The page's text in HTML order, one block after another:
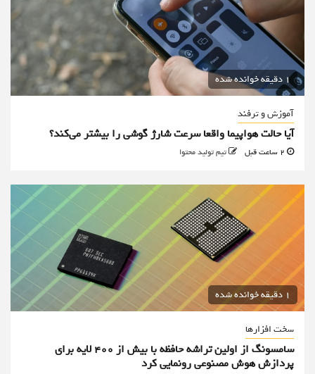
1 دقیقه خوانده شده
آموزش و ترفند
آیا حالت هواپیما واقعا سرعت شارژ گوشی را بیشتر می‌کند؟
تیم تولید محتوا
1 دقیقه خوانده شده
سخت افزارها
سامسونگ از اولین تراشه حافظه با بیش از ۴۰۰ لایه برای
پردازش هوش مصنوعی رونمایی کرد